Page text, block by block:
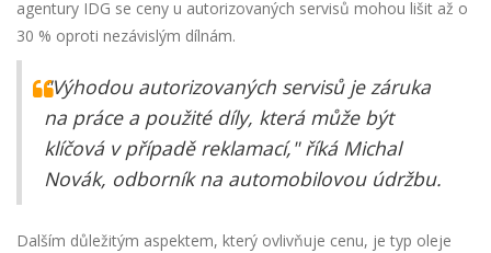
agentury IDG se ceny u autorizovaných servisů mohou lišit až o
30 % oproti nezávislým dílnám.
"Výhodou autorizovaných servisů je záruka
na práce a použité díly, která může být
klíčová v případě reklamací," říká Michal
Novák, odborník na automobilovou údržbu.
Dalším důležitým aspektem, který ovlivňuje cenu, je typ oleje